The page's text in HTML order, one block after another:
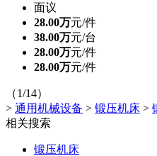
面议
28.00万元/件
38.00万元/台
28.00万元/件
28.00万元/件
（1/14）
> 通用机械设备 > 锻压机床 >
相关搜索
锻压机床